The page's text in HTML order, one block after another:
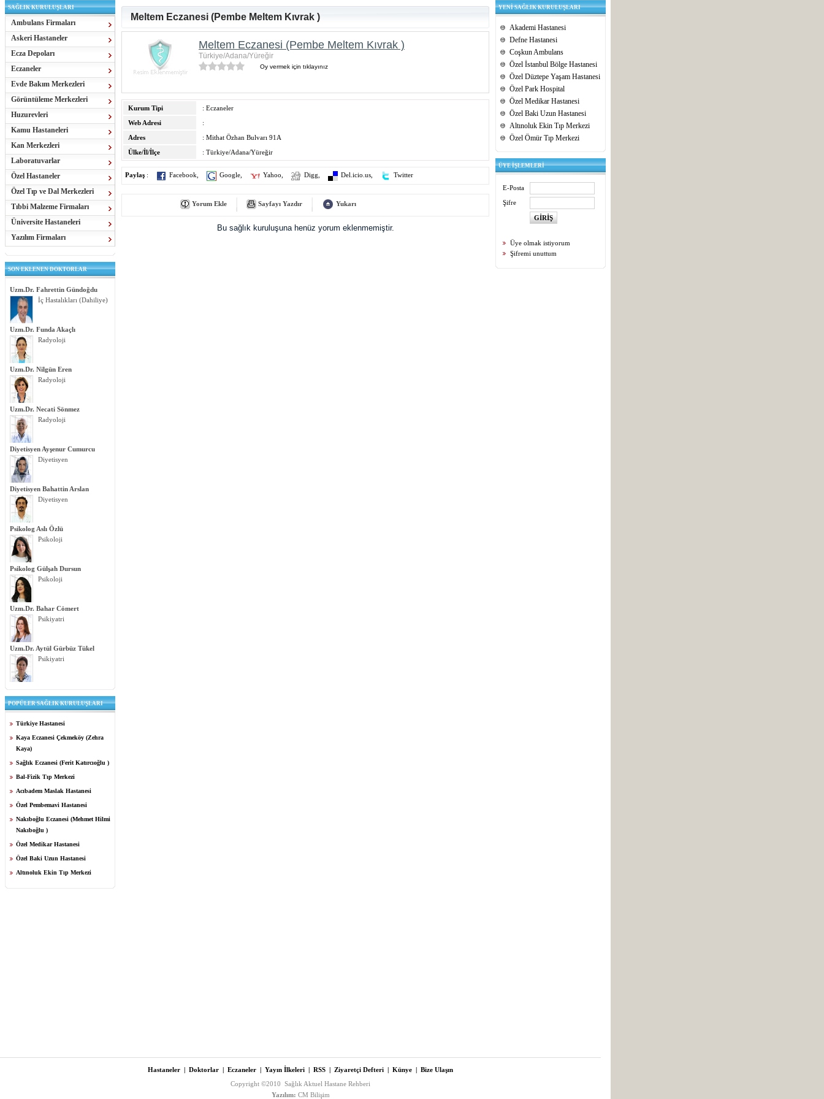
SAĞLIK KURULUŞLARI
Ambulans Firmaları
Askeri Hastaneler
Ecza Depoları
Eczaneler
Evde Bakım Merkezleri
Görüntüleme Merkezleri
Huzurevleri
Kamu Hastaneleri
Kan Merkezleri
Laboratuvarlar
Özel Hastaneler
Özel Tıp ve Dal Merkezleri
Tıbbi Malzeme Firmaları
Üniversite Hastaneleri
Yazılım Firmaları
SON EKLENEN DOKTORLAR
Uzm.Dr. Fahrettin Gündoğdu
İç Hastalıkları (Dahiliye)
Uzm.Dr. Funda Akaçlı
Radyoloji
Uzm.Dr. Nilgün Eren
Radyoloji
Uzm.Dr. Necati Sönmez
Radyoloji
Diyetisyen Ayşenur Cumurcu
Diyetisyen
Diyetisyen Bahattin Arslan
Diyetisyen
Psikolog Aslı Özlü
Psikoloji
Psikolog Gülşah Dursun
Psikoloji
Uzm.Dr. Bahar Cömert
Psikiyatri
Uzm.Dr. Aytül Gürbüz Tükel
Psikiyatri
POPÜLER SAĞLIK KURULUŞLARI
Türkiye Hastanesi
Kaya Eczanesi Çekmeköy (Zehra
Kaya)
Sağlık Eczanesi (Ferit Katırcıoğlu )
Bal-Fizik Tıp Merkezi
Acıbadem Maslak Hastanesi
Özel Pembemavi Hastanesi
Nakıboğlu Eczanesi (Mehmet Hilmi
Nakıboğlu )
Özel Medikar Hastanesi
Özel Baki Uzun Hastanesi
Altınoluk Ekin Tıp Merkezi
Meltem Eczanesi (Pembe Meltem Kıvrak )
Meltem Eczanesi (Pembe Meltem Kıvrak )
Türkiye/Adana/Yüreğir
Oy vermek için tıklayınız
Kurum Tipi
: Eczaneler
Web Adresi
:
Adres
: Mithat Özhan Bulvarı 91A
Ülke/İl/İlçe
: Türkiye/Adana/Yüreğir
Paylaş : Facebook Google Yahoo Digg Del.icio.us Twitter
Yorum Ekle Sayfayı Yazdır Yukarı
Bu sağlık kuruluşuna henüz yorum eklenmemiştir.
YENİ SAĞLIK KURULUŞLARI
Akademi Hastanesi
Defne Hastanesi
Coşkun Ambulans
Özel İstanbul Bölge Hastanesi
Özel Düztepe Yaşam Hastanesi
Özel Park Hospital
Özel Medikar Hastanesi
Özel Baki Uzun Hastanesi
Altınoluk Ekin Tıp Merkezi
Özel Ömür Tıp Merkezi
ÜYE İŞLEMLERİ
E-Posta
Şifre
Üye olmak istiyorum
Şifremi unuttum
Hastaneler | Doktorlar | Eczaneler | Yayın İlkeleri | RSS | Ziyaretçi Defteri | Künye | Bize Ulaşın
Copyright ©2010 Sağlık Aktuel Hastane Rehberi
Yazılım: CM Bilişim